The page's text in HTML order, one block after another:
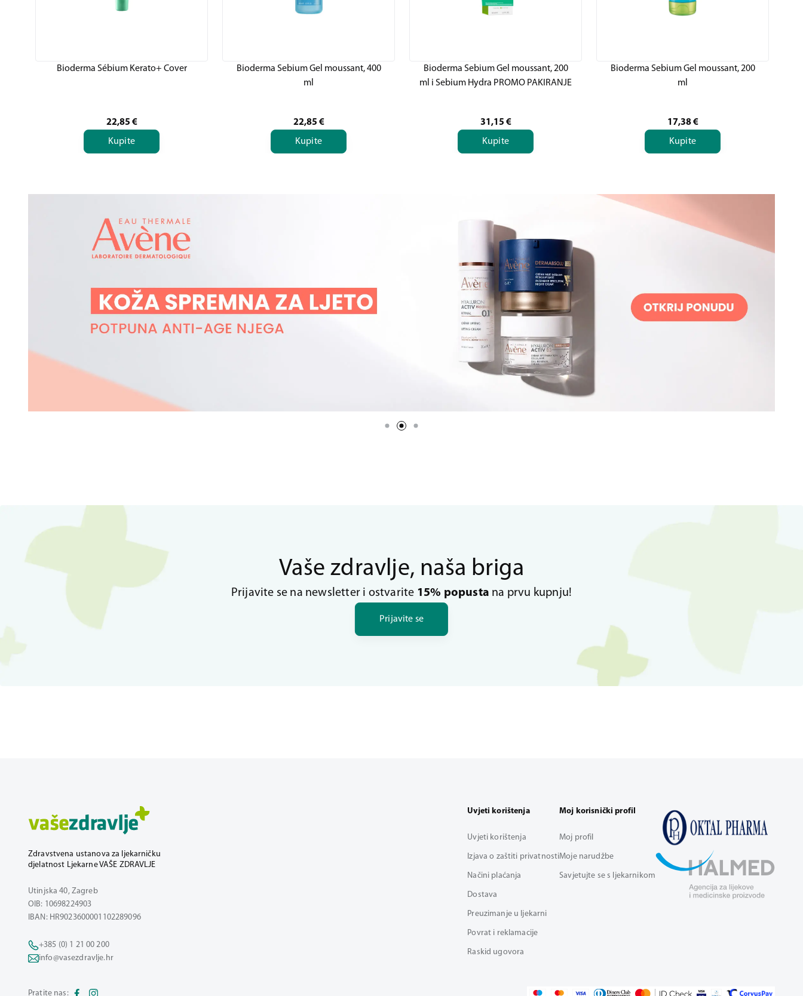
Bioderma Sébium Kerato+ Cover
22,85 €
Kupite
Bioderma Sebium Gel moussant, 400
ml
22,85 €
Kupite
Bioderma Sebium Gel moussant, 200
ml i Sebium Hydra PROMO PAKIRANJE
31,15 €
Kupite
Bioderma Sebium Gel moussant, 200
ml
17,38 €
Kupite
Vaše zdravlje, naša briga
Prijavite se na newsletter i ostvarite 15% popusta na prvu kupnju!
Prijavite se
Zdravstvena ustanova za ljekarničku
djelatnost Ljekarne VAŠE ZDRAVLJE
Utinjska 40, Zagreb
OIB: 10698224903
IBAN: HR9023600001102289096
+385 (0) 1 21 00 200
info@vasezdravlje.hr
Uvjeti korištenja
Uvjeti korištenja
Izjava o zaštiti privatnosti
Načini plaćanja
Dostava
Preuzimanje u ljekarni
Povrat i reklamacije
Raskid ugovora
Moj korisnički profil
Moj profil
Moje narudžbe
Savjetujte se s ljekarnikom
Pratite nas: